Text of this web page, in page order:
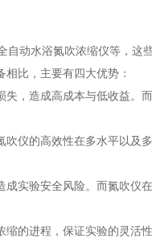
动水浴氮吹浓缩仪等，这
比，主要有四大优势：
，造成高成本与低收益。
仪的高效性在多水平以及
实验安全风险。而氮吹仪
的进程，保证实验的灵活性